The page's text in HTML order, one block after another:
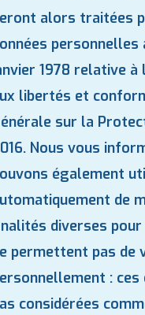
alors traitées
personnelles
1978 relative à
libertés et
sur la
Nous vous
également
de
diverses
permettent pas de
:
considérées